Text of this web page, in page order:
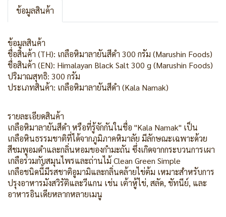
ข้อมูลสินค้า
ข้อมูลสินค้า
ชื่อสินค้า (TH): เกลือหิมาลายันสีดำ 300 กรัม (Marushin Foods)
ชื่อสินค้า (EN): Himalayan Black Salt 300 g (Marushin Foods)
ปริมาณสุทธิ: 300 กรัม
ประเภทสินค้า: เกลือหิมาลายันสีดำ (Kala Namak)
รายละเอียดสินค้า
เกลือหิมาลายันสีดำ หรือที่รู้จักกันในชื่อ "Kala Namak" เป็น
เกลือหินธรรมชาติที่ได้จากภูมิภาคหิมาลัย มีลักษณะเฉพาะด้วย
สีชมพูอมดำและกลิ่นหอมของกำมะถัน ซึ่งเกิดจากกระบวนการเผา
เกลือร่วมกับสมุนไพรและถ่านไม้ Clean Green Simple
เกลือชนิดนี้มีรสชาติอูมามิและกลิ่นคล้ายไข่ต้ม เหมาะสำหรับการ
ปรุงอาหารมังสวิรัติและวีแกน เช่น เต้าหู้ไข่, สลัด, ชัทนีย์, และ
อาหารอินเดียหลากหลายเมนู